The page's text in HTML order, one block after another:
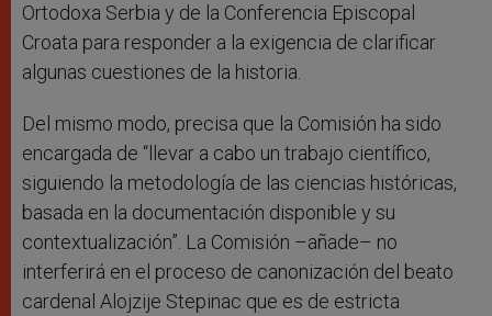
Ortodoxa Serbia y de la Conferencia Episcopal
Croata para responder a la exigencia de clarificar
algunas cuestiones de la historia.
Del mismo modo, precisa que la Comisión ha sido
encargada de “llevar a cabo un trabajo científico,
siguiendo la metodología de las ciencias históricas,
basada en la documentación disponible y su
contextualización”. La Comisión –añade– no
interferirá en el proceso de canonización del beato
cardenal Alojzije Stepinac que es de estricta